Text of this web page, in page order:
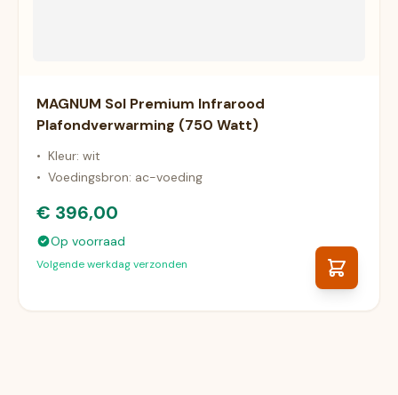
MAGNUM Sol Premium Infrarood
Plafondverwarming (750 Watt)
• Kleur: wit
• Voedingsbron: ac-voeding
€ 396,00
Op voorraad
Volgende werkdag verzonden